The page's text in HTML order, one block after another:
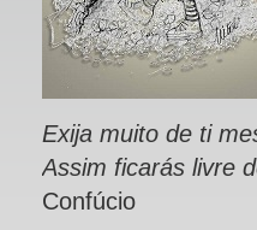
Exija muito de ti
Assim ficarás livre
Confúcio